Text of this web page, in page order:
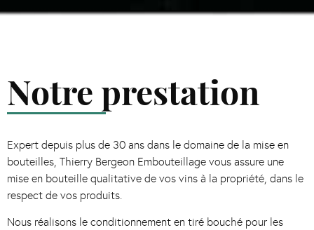
Notre prestation
Expert depuis plus de 30 ans dans le domaine de la mise en
bouteilles, Thierry Bergeon Embouteillage vous assure une
mise en bouteille qualitative de vos vins à la propriété, dans le
respect de vos produits.
Nous réalisons le conditionnement en tiré bouché pour les